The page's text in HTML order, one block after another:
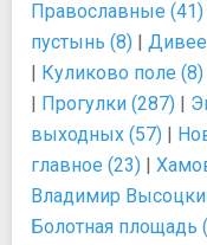
Православные (41)
пустынь (8) |
| Куликово поле (8)
| Прогулки (287) |
выходных (57) |
главное (23) |
Владимир
Болотная площадь